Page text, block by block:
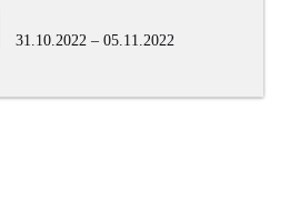
31.10.2022 – 05.11.2022